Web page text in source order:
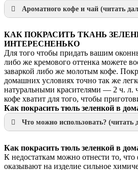
Ароматного кофе и чай (читать
КАК ПОКРАСИТЬ ТКАНЬ
ИНТЕРЕСНЕНЬКО
Для того чтобы придать вашим
либо же кремового оттенка можете
заваркой либо же молотым кофе.
домашних условиях точно так же
натуральными красителями — 2 ч. л.
кофе хватит для того, чтобы
Как покрасить тюль зеленкой в
Что можно использовать? (читать
Как покрасить тюль зеленкой в
К недостаткам можно отнести то,
оказывают на изделие сильное